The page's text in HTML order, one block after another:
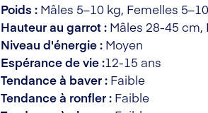
Poids : Mâles 5–10 kg, Femelles
Hauteur au garrot : Mâles 28-45
Niveau d'énergie : Moyen
Espérance de vie :12-15 ans
Tendance à baver : Faible
Tendance à ronfler : Faible